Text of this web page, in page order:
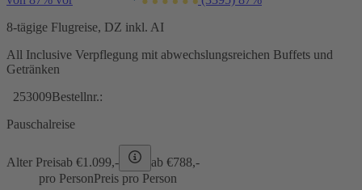
8-tägige Flugreise, DZ inkl. AI
All Inclusive Verpflegung mit abwechslungsreichen Buffets und
Getränken
253009Bestellnr.:
Pauschalreise
Alter Preisab €1.099,- ab €788,-
pro PersonPreis pro Person